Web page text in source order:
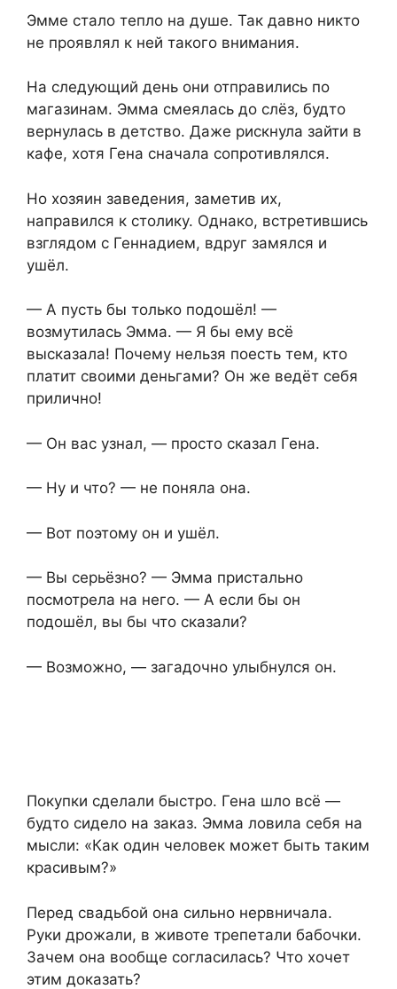
Эмме стало тепло на душе. Так давно никто
не проявлял к ней такого внимания.
На следующий день они отправились по
магазинам. Эмма смеялась до слёз, будто
вернулась в детство. Даже рискнула зайти в
кафе, хотя Гена сначала сопротивлялся.
Но хозяин заведения, заметив их,
направился к столику. Однако, встретившись
взглядом с Геннадием, вдруг замялся и
ушёл.
— А пусть бы только подошёл! —
возмутилась Эмма. — Я бы ему всё
высказала! Почему нельзя поесть тем, кто
платит своими деньгами? Он же ведёт себя
прилично!
— Он вас узнал, — просто сказал Гена.
— Ну и что? — не поняла она.
— Вот поэтому он и ушёл.
— Вы серьёзно? — Эмма пристально
посмотрела на него. — А если бы он
подошёл, вы бы что сказали?
— Возможно, — загадочно улыбнулся он.
Покупки сделали быстро. Гена шло всё —
будто сидело на заказ. Эмма ловила себя на
мысли: «Как один человек может быть таким
красивым?»
Перед свадьбой она сильно нервничала.
Руки дрожали, в животе трепетали бабочки.
Зачем она вообще согласилась? Что хочет
этим доказать?